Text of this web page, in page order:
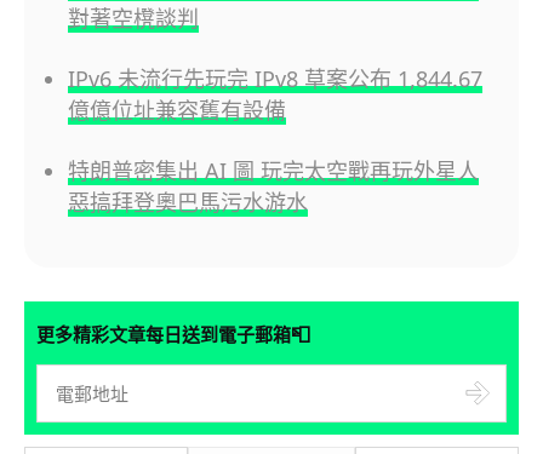
對著空櫈談判
IPv6 未流行先玩完 IPv8 草案公布 1,844.67
億億位址兼容舊有設備
特朗普密集出 AI 圖 玩完太空戰再玩外星人
惡搞拜登奧巴馬污水游水
更多精彩文章每日送到電子郵箱📮